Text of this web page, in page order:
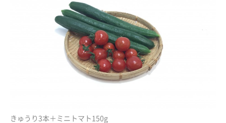
きゅうり3本＋ミニトマト150g